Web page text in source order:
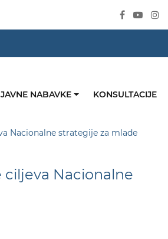
JAVNE NABAVKE KONSULTACIJE
Nacionalne strategije za mlade
ciljeva Nacionalne